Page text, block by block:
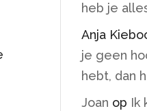
heb je
Anja
je geen
hebt, dan
Joan op Ik